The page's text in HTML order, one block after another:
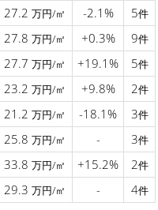
27.2 万円/㎡ -2.1% 5件
27.8 万円/㎡ +0.3% 9件
27.7 万円/㎡ +19.1% 5件
23.2 万円/㎡ +9.8% 2件
21.2 万円/㎡ -18.1% 3件
25.8 万円/㎡ - 3件
33.8 万円/㎡ +15.2% 2件
29.3 万円/㎡ - 4件